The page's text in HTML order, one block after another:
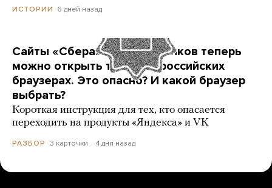
ИСТОРИИ 6 дней назад
Сайты «Сбера» и других банков теперь
можно открыть только в российских
браузерах. Это опасно? И какой браузер
выбрать?
Короткая инструкция для тех, кто опасается
переходить на продукты «Яндекса» и VK
РАЗБОР 3 карточки 4 дня назад